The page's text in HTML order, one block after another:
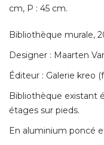
cm, P : 45 cm.
Bibliothèque murale,
Designer : Maarten
Éditeur : Galerie kreo
Bibliothèque existant
étages sur pieds.
En aluminium poncé